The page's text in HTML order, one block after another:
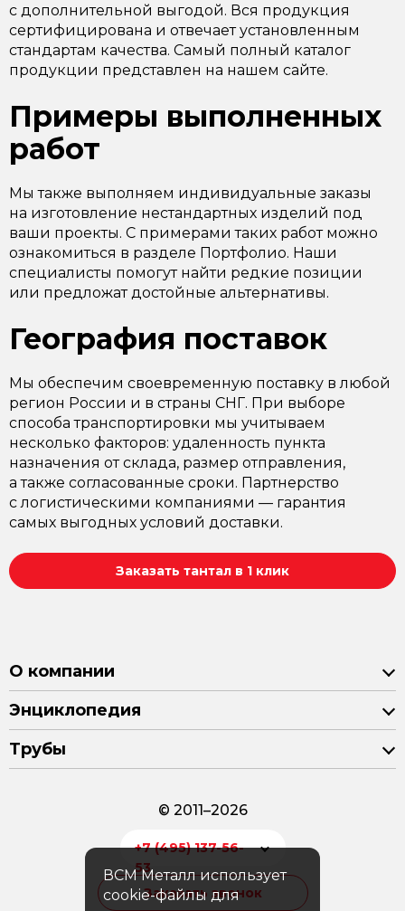
с дополнительной выгодой. Вся продукция
сертифицирована и отвечает установленным
стандартам качества. Самый полный каталог
продукции представлен на нашем сайте.
Примеры выполненных
работ
Мы также выполняем индивидуальные заказы
на изготовление нестандартных изделий под
ваши проекты. С примерами таких работ можно
ознакомиться в разделе Портфолио. Наши
специалисты помогут найти редкие позиции
или предложат достойные альтернативы.
География поставок
Мы обеспечим своевременную поставку в любой
регион России и в страны СНГ. При выборе
способа транспортировки мы учитываем
несколько факторов: удаленность пункта
назначения от склада, размер отправления,
а также согласованные сроки. Партнерство
с логистическими компаниями — гарантия
самых выгодных условий доставки.
Заказать тантал в 1 клик
О компании
Энциклопедия
Трубы
© 2011–2026
+7 (495) 137-56-
53
Заказать звонок
ВСМ Металл использует
cookie-файлы для